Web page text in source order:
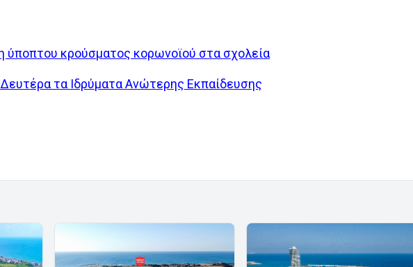
ύποπτου κρούσματος κορωνοϊού στα σχολεία
τα Ιδρύματα Ανώτερης Εκπαίδευσης